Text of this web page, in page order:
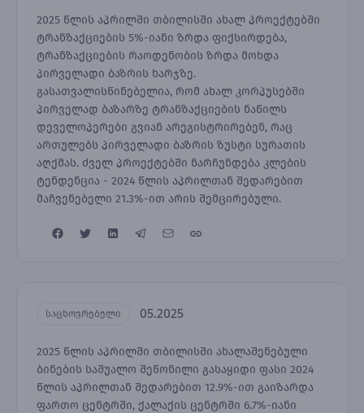
2025 წლის აპრილში თბილისში ახალ პროექტებში
ტრანზაქციების 5%-იანი ზრდა ფიქსირდება,
ტრანზაქციების რაოდენობის ზრდა მოხდა
პირველადი ბაზრის ხარჯზე.
გასათვალისწინებელია, რომ ახალ კორპუსებში
პირველად ბაზარზე ტრანზაქციების ნაწილს
დეველოპერები გვიან არეგისტრირებენ, რაც
ართულებს პირველადი ბაზრის ზუსტი სურათის
აღქმას. ძველ პროექტებში ნარჩუნდება კლების
ტენდენცია - 2024 წლის აპრილთან შედარებით
მაჩვენებელი 21.3%-ით არის შემცირებული.
საცხოვრებელი 05.2025
2025 წლის აპრილში თბილისში ახალაშენებული
ბინების საშუალო შეწონილი გასაყიდი ფასი 2024
წლის აპრილთან შედარებით 12.9%-ით გაიზარდა
ფართო ცენტრში, ქალაქის ცენტრში 6.7%-იანი